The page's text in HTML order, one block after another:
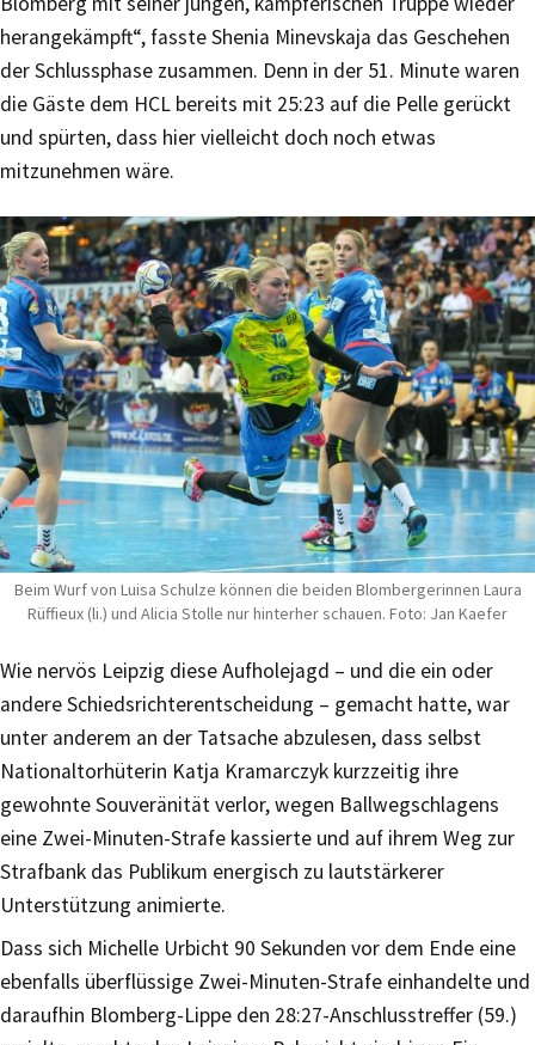
herangekämpft“, fasste Shenia Minevskaja das Geschehen
der Schlussphase zusammen. Denn in der 51. Minute waren
die Gäste dem HCL bereits mit 25:23 auf die Pelle gerückt
und spürten, dass hier vielleicht doch noch etwas
mitzunehmen wäre.
Beim Wurf von Luisa Schulze können die beiden Blombergerinnen Laura
Rüffieux (li.) und Alicia Stolle nur hinterher schauen. Foto: Jan Kaefer
Wie nervös Leipzig diese Aufholejagd – und die ein oder
andere Schiedsrichterentscheidung – gemacht hatte, war
unter anderem an der Tatsache abzulesen, dass selbst
Nationaltorhüterin Katja Kramarczyk kurzzeitig ihre
gewohnte Souveränität verlor, wegen Ballwegschlagens
eine Zwei-Minuten-Strafe kassierte und auf ihrem Weg zur
Strafbank das Publikum energisch zu lautstärkerer
Unterstützung animierte.
Dass sich Michelle Urbicht 90 Sekunden vor dem Ende eine
ebenfalls überflüssige Zwei-Minuten-Strafe einhandelte und
daraufhin Blomberg-Lippe den 28:27-Anschlusstreffer (59.)